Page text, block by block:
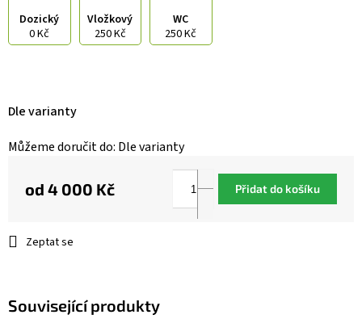
Dozický
0 Kč
Vložkový
250 Kč
WC
250 Kč
Zeptat se
Můžeme doručit do: Dle varianty
Dle varianty
od 4 000 Kč Přidat do košíku
Související produkty